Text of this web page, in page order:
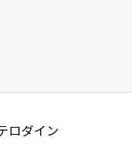
ロダイン